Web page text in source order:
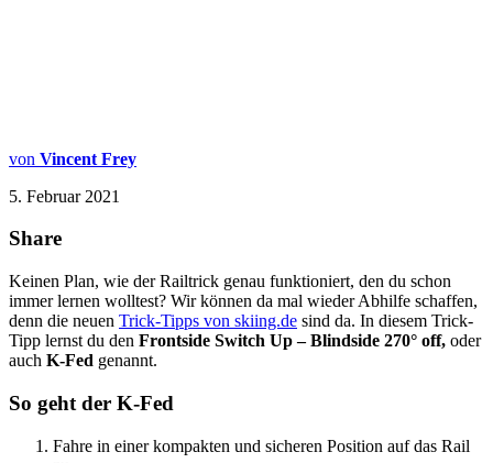
von Vincent Frey
5. Februar 2021
Share
Keinen Plan, wie der Railtrick genau funktioniert, den du schon
immer lernen wolltest? Wir können da mal wieder Abhilfe schaffen,
denn die neuen Trick-Tipps von skiing.de sind da. In diesem Trick-
Tipp lernst du den Frontside Switch Up – Blindside 270° off, oder
auch K-Fed genannt.
So geht der K-Fed
Fahre in einer kompakten und sicheren Position auf das Rail